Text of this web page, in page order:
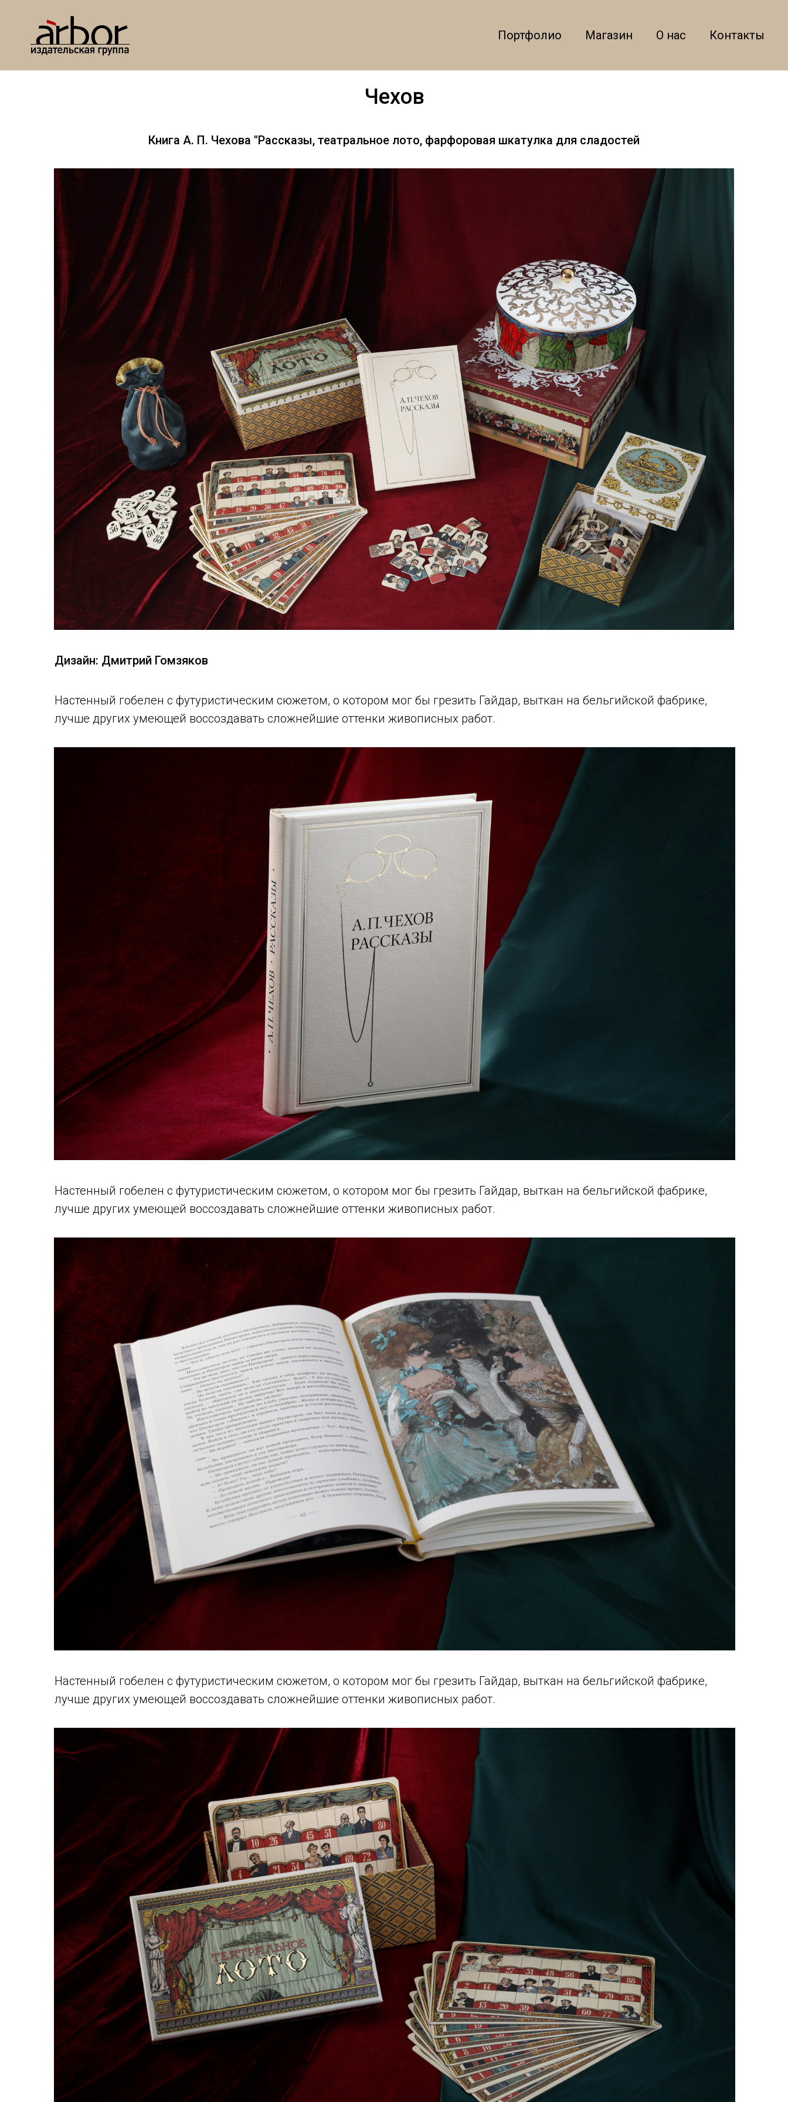
Портфолио Магазин О нас Контакты
Чехов
Книга А. П. Чехова "Рассказы, театральное лото, фарфоровая шкатулка для сладостей
Дизайн: Дмитрий Гомзяков
Настенный гобелен с футуристическим сюжетом, о котором мог бы грезить Гайдар, выткан на бельгийской фабрике,
лучше других умеющей воссоздавать сложнейшие оттенки живописных работ.
Настенный гобелен с футуристическим сюжетом, о котором мог бы грезить Гайдар, выткан на бельгийской фабрике,
лучше других умеющей воссоздавать сложнейшие оттенки живописных работ.
Настенный гобелен с футуристическим сюжетом, о котором мог бы грезить Гайдар, выткан на бельгийской фабрике,
лучше других умеющей воссоздавать сложнейшие оттенки живописных работ.